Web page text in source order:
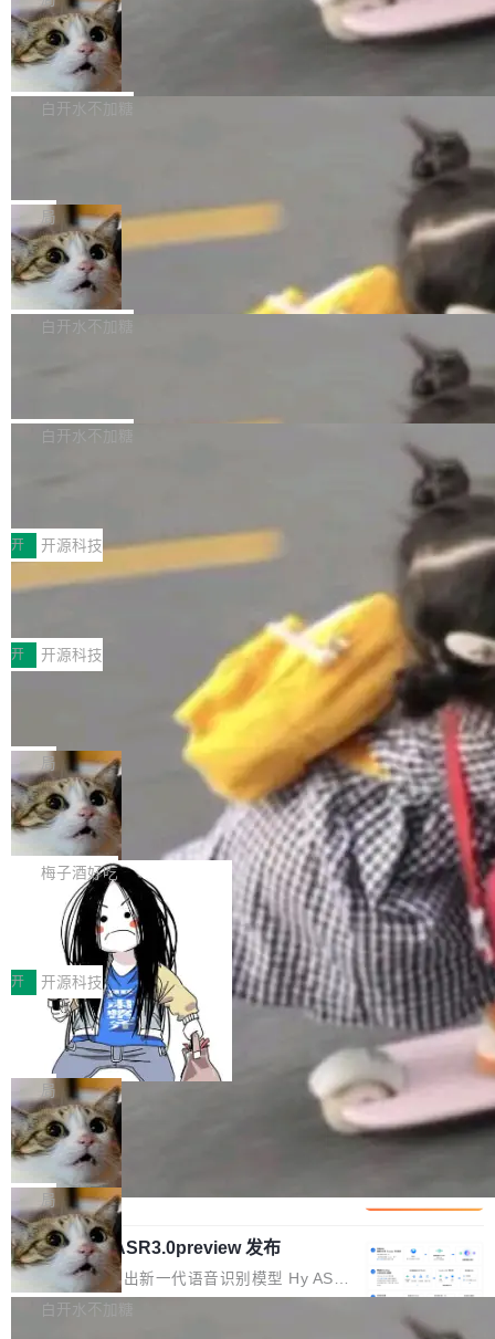
l 迁移或唤醒时，新宿主从 S3 恢复 SQLite 数据
库继续执行。存储库是持久化的唯一真相...
te 17 Pro、OPPO K15，要么是vivo X300 E这
样的次旗舰。 Galaxy Z Fold8 Ultra / Z Fold8 /
Z Flip8三款折叠屏新机均在7月22日发布，且全
部搭载骁龙8 Elite Gen5 for Galaxy，它们本该
本控制系统。目前处于 Early Access 阶段。 De
ltaDB 的核心思路直接写在 landing page 最显
眼的位置：「Software is made between com
mits」——软件是在 commit 之间写出来的。git
是把这段空隙补上。 回退到任何一次编辑：Delt
aDB 捕获 commit 之间的每一次操作，...
SpaceXAI 单季资本开支达 183 亿美元
根据风险投资人Tomer Tunguz 博客（VC 分
析）披露的最新分析与第二季度业绩报告，Spac
微软同期总资本开支的四成。 与亚马逊、Alpha
bet、微软以及 Meta 等传统科技巨头相比，Spa
ceXAI的资金消耗速度尤为引人瞩目。然而，支
撑庞大支出的资金来源却呈现出截然不同的面
貌。数据显示，微软和 Meta 主要依托充沛的经
白开水不加糖
一个在终端里运行的编程 agent；Muse Spark
1.2，驱动这个 agent 的新模型。一句话概括：
你可以用 curl -fsSL https://dev.meta.ai/install.
sh | bash 安装一个能在大项目里自动规划、写
代码、验证结果的 AI 终端工具。 据介绍，Muse
个主 agent 循环，外加一组后台 agent。这些后
局
美团开源 LoHoSearch，用知识图谱校
准 AI 能力认知
机器出题的前提，是让机器拥有全局视野。整个
构建流程可以分为四个环节：建图 → 控制难度
白开水不加糖
库，并将作为transport接入Mooncake TENT。
MPComm将作为一种传输引擎接入Mooncake T
ENT，实现零拷贝传输性能提升30%、非零拷贝
传输性能最高提升5倍。UCL-MPComm底层基
于自研UCL-Engine通信引擎，后续腾讯网平将
持续开源更多基于UCL-Engine的高性能通信组
件。 腾讯网平团队在UCL-MPComm中实现了一
个独立于业务线程的全局通信引擎（Engine），
白开水不加糖
型案例入选名单》，深信服“面向企业研发场景的
开源 AI 编程平台 CoStrict 应用”凭借卓越的技术
创新与落地成效成功入选。 全链路私有化部署，
助力企业AI研发安全落地 当前，越来越多企业已
经开始引入 AI Coding 工具，通过调用公有云模
型或企业内部部署模型提升研发效率。但随着 AI
Coding 从个人辅助工具逐步走向团队级、组织
级应用，企业在规模化落地过程中，对安全性、
可控性和代码质量提出了更高要求。 首先是数据
安全与合规要求。对于大多数普通研发场景，公
有云模型能够满足快速试用和效率提升的需求。
但对于金融、能源、医疗等对数据安全要求较...
开 开源科技
深信服AI算力网关入选工信部人工智能
前不久，工业和信息化部正式发布《2025年人工
智能应用典型案例名单》，集中展示人工智能在
各领域的应用成果，覆盖技术底座、行业赋能、
产品应用、支撑保障、专题等五大方向。深信服
AI算力网关（AI创新平台）成功入选！ 随着各行
各业的Agent走向规模化建设，算力构成形态逐
渐丰富，用户关注的重点也在发生变化：不只是
让AI用起来，还要进一步看清混合算力时代下，
Token花在哪里、算力是否被充分利用，以及持
续增长的AI成本该如何优化。 深信服AI算力网关
正是围绕这些实际问题，从Token治理和成本治
理两个方面，让用户的每一份算力都看得清、管
得住、用得稳、省得下、更安全！ 一、从现在开
始，Token使用一目...
开 开源科技
Jeff Dean 离开 Google：一个时代的结
束，一个实验室的开始
Google 员工编号 20。MapReduce 作者之一。
Bigtable 作者之一。TensorFlow 的作者之一。
Gemini 的架构师。Google 首席科学家。 Jeff D
ean 在 Google 工作了 27 年后，宣布离职。 他
不是一个人走。一同离开的还有 Sanjay Ghema
wat（Google 员工编号 23，Jeff Dean 二十多
年的编程搭档，MapReduce 和 Bigtable 的共同
作者）、Quoc Le（Google 大脑核心成员，Se
q2Seq 和 DocAI 的共同发明人）以及 Oriol Vin
yals（Gemini 联合负责人，AlphaSta...
局
🔥 SolonCode v2026.8.4 发布：界面
字体可调、22 种语言、记忆搜索增强
打开终端就能上岗的全中文编码智能体，这一轮
把「看得清、用母语、记得住」三件事一次补
齐。 SolonCode 是什么 SolonCode 是杭州无
耳科技研发的企业级终端编码智能体——一位全
中文驱动的数字员工，自主理解需求、规划步
骤、编写代码。不挑模型、不挑平台，curl 一行
装完即用。 开源地址：Gitee · GitCode · GitHu
b 安装 支持 Java 8+（8~26）、macOS / Linu
x / Windows / Harmony PC。 # macOS / Linu
x / Harmony PC curl -fsSL https://solon.noea
r.org/solon...
梅子酒好吃
让“代码语义理解”深度释放AI Coding
价值潜能：华为云码道（CodeArts）
代码仓技术解析
一、代码仓深度理解技术的作用与价值 在软件工
程实践中，代码仓是企业核心知识资产的主要载
体。企业级代码仓库通常包含数十万乃至数百万
个文件，其规模远超单次模型调用可承载的上下
文窗口。随着项目规模的持续扩张与代码历史的
不断累积，代码仓中的模块关系、接口契约、业
务逻辑等关键信息往往分散于数十乃至数百个文
件之中，形成高度复杂的知识关联网络。传统的
代码检索手段（如关键词匹配、目录遍历）仅能
在语法层面完成文本定位，难以触及代码的语义
内涵与结构关联，导致开发者使用代码智能体在
理解大规模代码仓时面临显著"代码仓理解"瓶
颈。 代码仓深度理解服务（以下简称" CodeBas
e深度理解服务"）是华为云码道（CodeA...
开 开源科技
一条“删库”命令跑 17 小时，算法工程
师删光 89TB 数据只为干私活
最高人民检察院8月4日公布了一起案件：北京一
名90后算法工程师王某，为了给自己接的私活腾
服务器空间，删光了公司AI游戏部门的全部核心
数据。 王某2024年1月入职东城区某科技公司AI
短剧部门，有互联网大厂背景。在公司内部架构
调整期间，部门三次通知全员将数据从A集群迁
移到B集群，王某都回复了"收到"。 他没有迁移
数据。2024年9月3日下午4点，他使用此前登录
的账号密码进入A集群，输入了一条被程序员圈
称为"删库跑路"的命令——最高管理员权限、无
局
Cloudflare 分享推理优化实践：KV ca
che 量化 + 权重压缩，吞吐量提升 4
1%，成本降 30%
Kimi 和 GLM 是当前最强的大模型系列之一，但
它们有一个共同的问题：太吃显存了。月之暗面
的 Kimi K 系列和智谱的 GLM 都是长上下文、M
oE 架构的大模型，好用到让人上瘾，但 GPU 显
存永远不够用。 Cloudflare 的 Workers AI 团队
一直在跑这些模型的推理。他们在官方博客上发
局
腾讯混元 Hy ASR3.0preview 发布
腾讯混元正式推出新一代语音识别模型 Hy ASR
3.0preview。基于最新一代大语言模型 Hy3 的
白开水不加糖